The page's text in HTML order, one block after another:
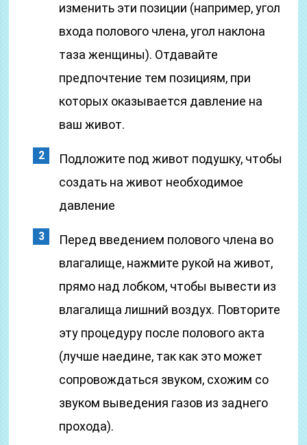
изменить эти позиции (например, угол
входа полового члена, угол наклона
таза женщины). Отдавайте
предпочтение тем позициям, при
которых оказывается давление на
ваш живот.
Подложите под живот подушку, чтобы
создать на живот необходимое
давление
Перед введением полового члена во
влагалище, нажмите рукой на живот,
прямо над лобком, чтобы вывести из
влагалища лишний воздух. Повторите
эту процедуру после полового акта
(лучше наедине, так как это может
сопровождаться звуком, схожим со
звуком выведения газов из заднего
прохода).